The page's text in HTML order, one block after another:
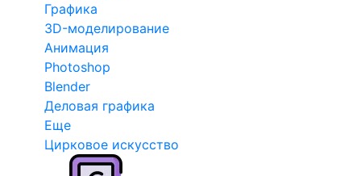
Графика
3D-моделирование
Анимация
Photoshop
Blender
Деловая графика
Еще
Цирковое искусство